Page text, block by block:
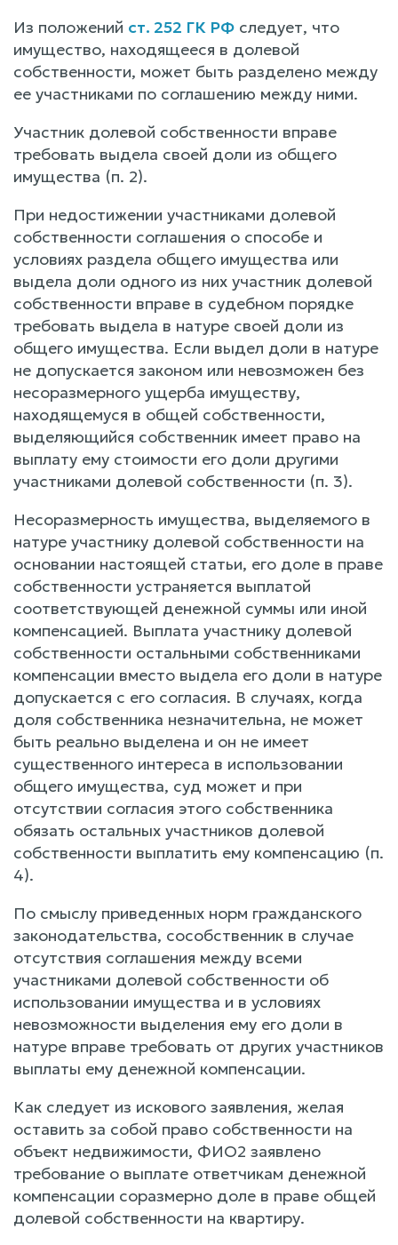
Из положений ст. 252 ГК РФ следует, что
имущество, находящееся в долевой
собственности, может быть разделено между
ее участниками по соглашению между ними.
Участник долевой собственности вправе
требовать выдела своей доли из общего
имущества (п. 2).
При недостижении участниками долевой
собственности соглашения о способе и
условиях раздела общего имущества или
выдела доли одного из них участник долевой
собственности вправе в судебном порядке
требовать выдела в натуре своей доли из
общего имущества. Если выдел доли в натуре
не допускается законом или невозможен без
несоразмерного ущерба имуществу,
находящемуся в общей собственности,
выделяющийся собственник имеет право на
выплату ему стоимости его доли другими
участниками долевой собственности (п. 3).
Несоразмерность имущества, выделяемого в
натуре участнику долевой собственности на
основании настоящей статьи, его доле в праве
собственности устраняется выплатой
соответствующей денежной суммы или иной
компенсацией. Выплата участнику долевой
собственности остальными собственниками
компенсации вместо выдела его доли в натуре
допускается с его согласия. В случаях, когда
доля собственника незначительна, не может
быть реально выделена и он не имеет
существенного интереса в использовании
общего имущества, суд может и при
отсутствии согласия этого собственника
обязать остальных участников долевой
собственности выплатить ему компенсацию (п.
4).
По смыслу приведенных норм гражданского
законодательства, сособственник в случае
отсутствия соглашения между всеми
участниками долевой собственности об
использовании имущества и в условиях
невозможности выделения ему его доли в
натуре вправе требовать от других участников
выплаты ему денежной компенсации.
Как следует из искового заявления, желая
оставить за собой право собственности на
объект недвижимости, ФИО2 заявлено
требование о выплате ответчикам денежной
компенсации соразмерно доле в праве общей
долевой собственности на квартиру.